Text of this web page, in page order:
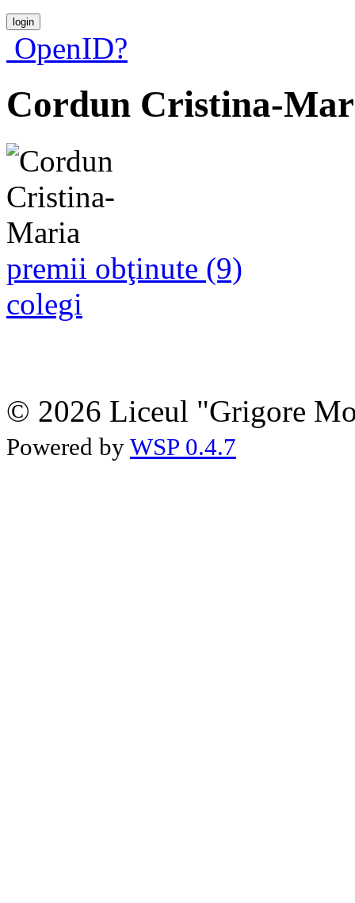
OpenID?
Cordun Cristina-
premii obţinute (9)
colegi
© 2026 Liceul "Grigore
Powered by WSP 0.4.7